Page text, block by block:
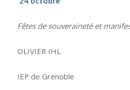
Fêtes de souveraineté et
OLIVIER IHL
IEP de Grenoble